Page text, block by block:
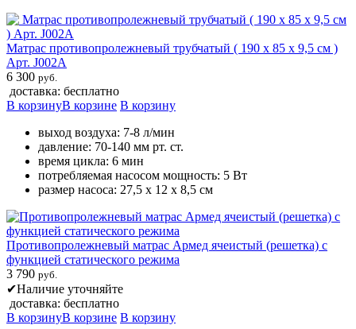
Матрас противопролежневый трубчатый ( 190 х 85 х 9,5 см )
Арт. J002А
6 300 руб.
доставка: бесплатно
В корзинуВ корзине В корзину
выход воздуха: 7-8 л/мин
давление: 70-140 мм рт. ст.
время цикла: 6 мин
потребляемая насосом мощность: 5 Вт
размер насоса: 27,5 х 12 х 8,5 см
Противопролежневый матрас Армед ячеистый (решетка) с
функцией статического режима
3 790 руб.
✔Наличие уточняйте
доставка: бесплатно
В корзинуВ корзине В корзину